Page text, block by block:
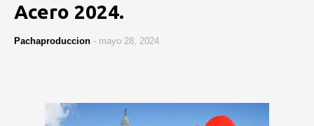
Acero 2024.
Pachaproduccion - mayo 28, 2024